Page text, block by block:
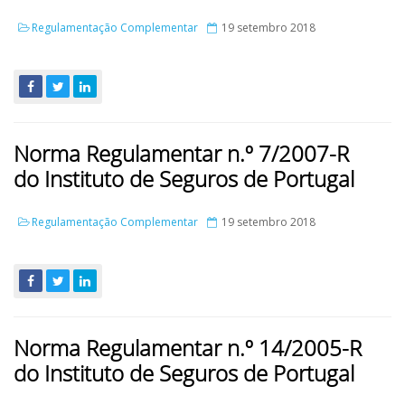
Regulamentação Complementar 19 setembro 2018
Norma Regulamentar n.º 7/2007-R
do Instituto de Seguros de Portugal
Regulamentação Complementar 19 setembro 2018
Norma Regulamentar n.º 14/2005-R
do Instituto de Seguros de Portugal